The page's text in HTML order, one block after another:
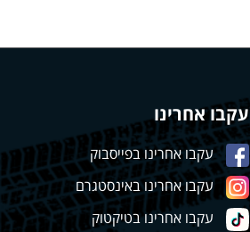
עקבו אחרינו
עקבו אחרינו בפייסבוק
עקבו אחרינו באינסטגרם
עקבו אחרינו בטיקטוק